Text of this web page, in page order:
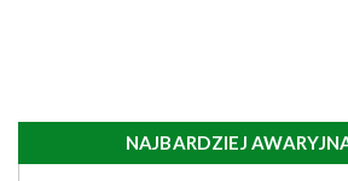
NAJBARDZIEJ